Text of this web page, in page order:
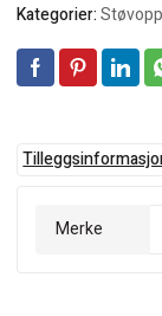
Kategorier:
Merke